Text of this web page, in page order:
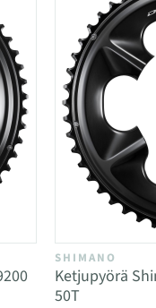
SHIMANO
Ketjupyörä
50T